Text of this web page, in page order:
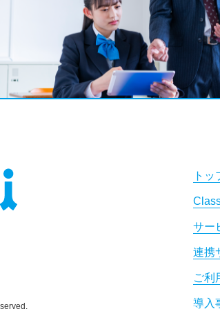
トッ
サー
連携
ご利
導入